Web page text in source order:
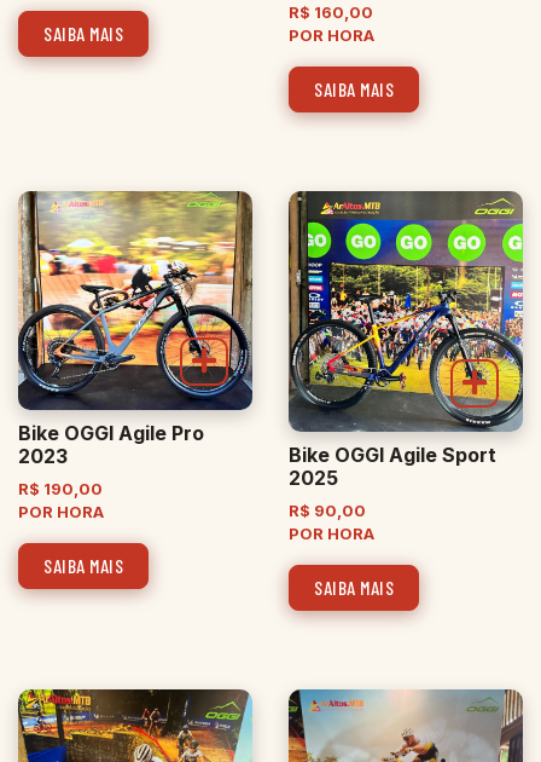
SAIBA MAIS
R$ 160,00
POR HORA
SAIBA MAIS
Bike OGGI Agile Pro
2023
R$ 190,00
POR HORA
SAIBA MAIS
Bike OGGI Agile Sport
2025
R$ 90,00
POR HORA
SAIBA MAIS